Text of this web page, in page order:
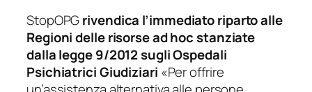
StopOPGrivendica l’immediato riparto alle
Regioni delle risorse ad hoc stanziate
dalla legge 9/2012 sugli Ospedali
Psichiatrici Giudiziari «Per offrire